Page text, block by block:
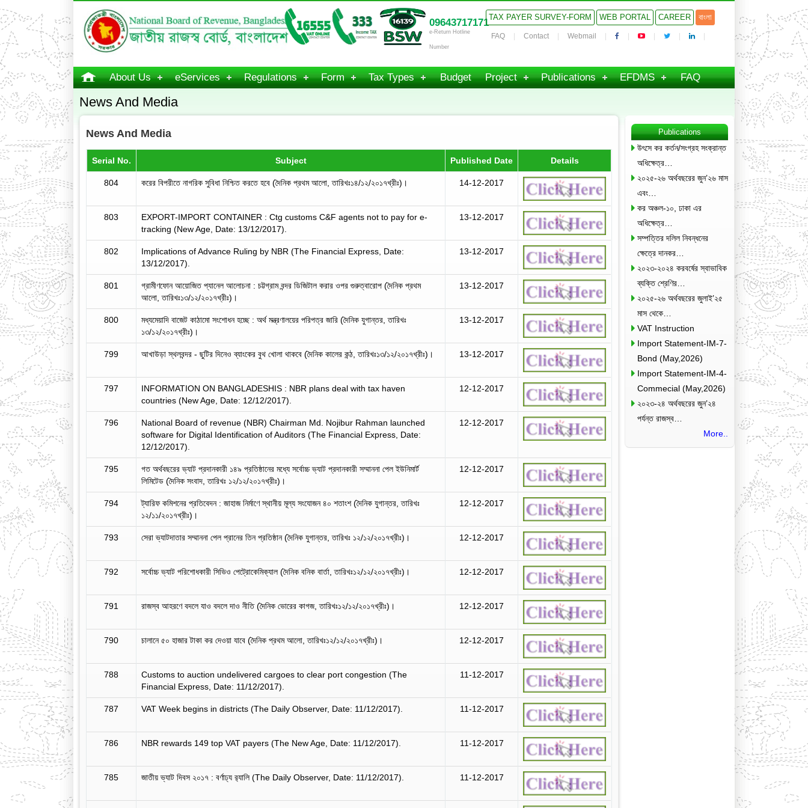
09643717171
e-Return Hotline
Number
TAX PAYER SURVEY-FORM WEB PORTAL CAREER বাংলা
FAQ Contact Webmail
About Us eServices Regulations Form Tax Types Budget Project Publications EFDMS FAQ
News And Media
News And Media
Serial No. Subject Published Date Details
804 করের বিপরীতে নাগরিক সুবিধা নিশ্চিত করতে হবে (দৈনিক প্রথম আলো, তারিখঃ১৪/১২/২০১৭খ্রীঃ)। 14-12-2017
803
EXPORT-IMPORT CONTAINER : Ctg customs C&F agents not to pay for e-
tracking (New Age, Date: 13/12/2017).
13-12-2017
802
Implications of Advance Ruling by NBR (The Financial Express, Date:
13/12/2017).
13-12-2017
801
গ্রামীণফোন আয়োজিত প্যানেল আলোচনা : চট্টগ্রাম বন্দর ডিজিটাল করার ওপর গুরুত্বারোপ (দৈনিক প্রথম
আলো, তারিখঃ১৩/১২/২০১৭খ্রীঃ)।
13-12-2017
800
মধ্যমেয়াদি বাজেট কাঠামো সংশোধন হচ্ছে : অর্থ মন্ত্রণালয়ের পরিপত্র জারি (দৈনিক যুগান্তর, তারিখঃ
১৩/১২/২০১৭খ্রীঃ)।
13-12-2017
799 আখাউড়া স্থলবন্দর - ছুটির দিনেও ব্যাংকের বুথ খোলা থাকবে (দৈনিক কালের কন্ঠ, তারিখঃ১৩/১২/২০১৭খ্রীঃ)। 13-12-2017
797
INFORMATION ON BANGLADESHIS : NBR plans deal with tax haven
countries (New Age, Date: 12/12/2017).
12-12-2017
796
National Board of revenue (NBR) Chairman Md. Nojibur Rahman launched
software for Digital Identification of Auditors (The Financial Express, Date:
12/12/2017).
12-12-2017
795
গত অর্থবছরের ভ্যাট প্রদানকারী ১৪৯ প্রতিষ্ঠানের মধ্যে সর্বোচ্চ ভ্যাট প্রদানকারী সম্মাননা পেল ইউনিমার্ট
লিমিটেড (দৈনিক সংবাদ, তারিখঃ ১২/১২/২০১৭খ্রীঃ)।
12-12-2017
794
ট্যারিফ কমিশনের প্রতিবেদন : জাহাজ নির্মাণে স্থানীয় মূল্য সংযোজন ৪০ শতাংশ (দৈনিক যুগান্তর, তারিখঃ
১২/১১/২০১৭খ্রীঃ)।
12-12-2017
793 সেরা ভ্যাটদাতার সম্মাননা পেল প্রানের তিন প্রতিষ্ঠান (দৈনিক যুগান্তর, তারিখঃ ১২/১২/২০১৭খ্রীঃ)। 12-12-2017
792 সর্বোচ্চ ভ্যাট পরিশোধকারী সিভিও পেট্রোকেমিক্যাল (দৈনিক বনিক বার্তা, তারিখঃ১২/১২/২০১৭খ্রীঃ)। 12-12-2017
791 রাজস্ব আহরণে বদলে যাও বদলে দাও নীতি (দৈনিক ভোরের কাগজ, তারিখঃ১২/১২/২০১৭খ্রীঃ)। 12-12-2017
790 চালানে ৫০ হাজার টাকা কর দেওয়া যাবে (দৈনিক প্রথম আলো, তারিখঃ১২/১২/২০১৭খ্রীঃ)। 12-12-2017
788
Customs to auction undelivered cargoes to clear port congestion (The
Financial Express, Date: 11/12/2017).
11-12-2017
787 VAT Week begins in districts (The Daily Observer, Date: 11/12/2017). 11-12-2017
786 NBR rewards 149 top VAT payers (The New Age, Date: 11/12/2017). 11-12-2017
785 জাতীয় ভ্যাট দিবস ২০১৭ : বর্ণাঢ্য র‌্যালি (The Daily Observer, Date: 11/12/2017). 11-12-2017
Publications
উৎসে কর কর্তন/সংগ্রহ সংক্রান্ত
অধিক্ষেত্র…
২০২৫-২৬ অর্থবছরের জুন’২৬ মাস
এবং…
কর অঞ্চল-১০, ঢাকা এর
অধিক্ষেত্র…
সম্পত্তির দলিল নিবন্ধনের
ক্ষেত্রে দানকর…
২০২৩-২০২৪ করবর্ষের স্বাভাবিক
ব্যক্তি শ্রেণির…
২০২৫-২৬ অর্থবছরের জুলাই’২৫
মাস থেকে…
VAT Instruction
Import Statement-IM-7-
Bond (May,2026)
Import Statement-IM-4-
Commecial (May,2026)
২০২৩-২৪ অর্থবছরের জুন’২৪
পর্যন্ত রাজস্ব…
More..